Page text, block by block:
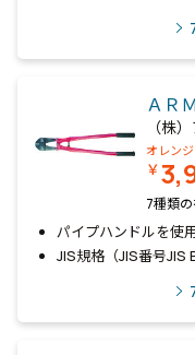
ＡＲ
（株
オレン
￥
7種類
パイプハンドルを使
JIS規格（JIS番号JIS